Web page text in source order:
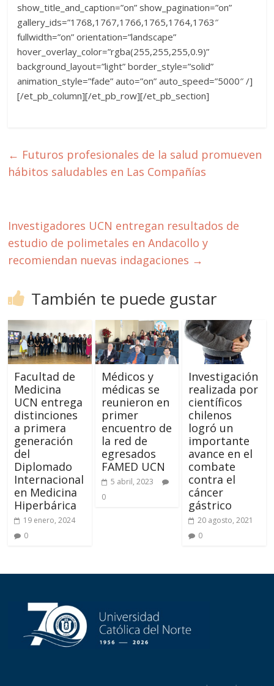
show_title_and_caption=”on” show_pagination=”on”
gallery_ids=”1768,1767,1766,1765,1764,1763″
fullwidth=”on” orientation=”landscape”
hover_overlay_color=”rgba(255,255,255,0.9)”
background_layout=”light” border_style=”solid”
animation_style=”fade” auto=”on” auto_speed=”5000″ /]
[/et_pb_column][/et_pb_row][/et_pb_section]
← Futuros profesionales de la salud promueven
hábitos saludables en Las Compañías
Investigadores UCN entregan resultados de
estudio de polimetales en Andacollo y
recomiendan nuevas indagaciones →
También te puede gustar
Facultad de
Medicina
UCN entrega
distinciones
a primera
generación
del
Diplomado
Internacional
en Medicina
Hiperbárica
19 enero, 2024
0
Médicos y
médicas se
reunieron en
primer
encuentro de
la red de
egresados
FAMED UCN
5 abril, 2023
0
Investigación
realizada por
científicos
chilenos
logró un
importante
avance en el
combate
contra el
cáncer
gástrico
20 agosto, 2021
0